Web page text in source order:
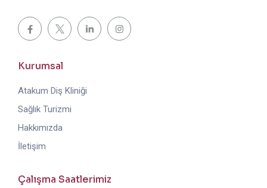
Kurumsal
Atakum Diş Kliniği
Sağlık Turizmi
Hakkımızda
İletişim
Çalışma Saatlerimiz